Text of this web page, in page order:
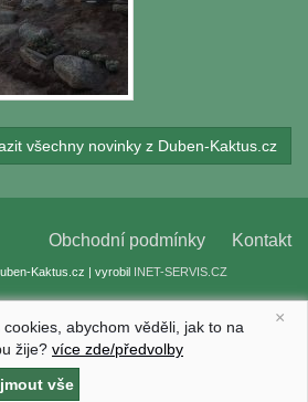
všechny novinky z Duben-Kaktus.cz
Obchodní podmínky Kontakt
Kaktus.cz | vyrobil INET-SERVIS.CZ
×
abychom věděli, jak to na
žije? více zde/předvolby